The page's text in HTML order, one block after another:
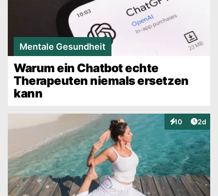
Mentale Gesundheit
Warum ein Chatbot echte
Therapeuten niemals ersetzen
kann
10
Interaktionen
2d